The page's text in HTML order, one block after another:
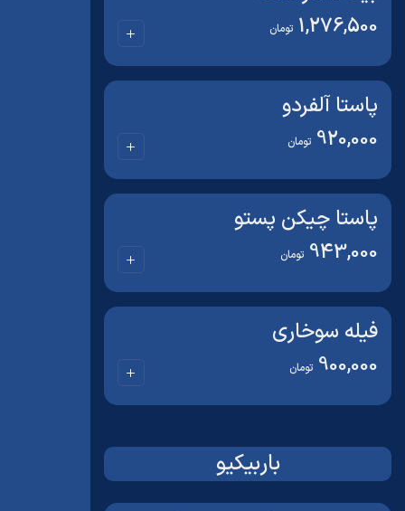
1,276,500 تومان
پاستا آلفردو
920,000 تومان
پاستا چیکن پستو
943,000 تومان
فیله سوخاری
900,000 تومان
باربیکیو